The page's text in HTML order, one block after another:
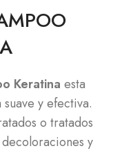
Keratina esta
y efectiva.
o tratados
y